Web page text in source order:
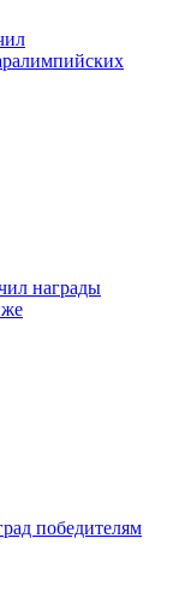
награды
победителям